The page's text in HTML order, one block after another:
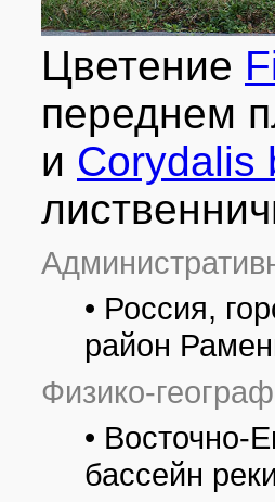
Цветение
переднем
и Corydalis
• Россия,
район
Физико-
• Восточно-
бассейн